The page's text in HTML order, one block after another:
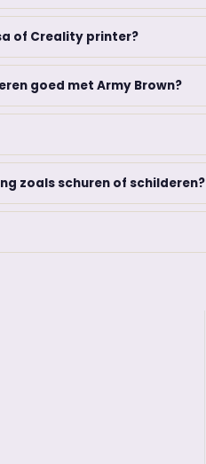
of Creality printer?
goed met Army Brown?
zoals schuren of schilderen?